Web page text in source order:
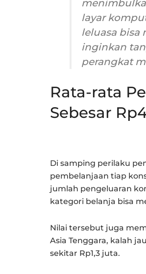
layar
leluasa bisa
inginkan
perangkat
Rata-rata
Sebesar
Di samping perilaku
pembelanjaan tiap
jumlah pengeluaran
kategori belanja bisa
Nilai tersebut juga
Asia Tenggara, kalah
sekitar Rp1,3 juta.